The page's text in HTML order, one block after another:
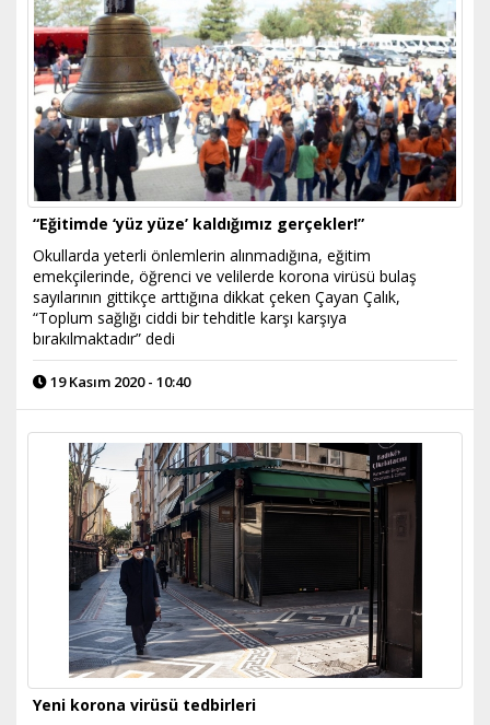
“Eğitimde ‘yüz yüze’ kaldığımız gerçekler!”
Okullarda yeterli önlemlerin alınmadığına, eğitim
emekçilerinde, öğrenci ve velilerde korona virüsü bulaş
sayılarının gittikçe arttığına dikkat çeken Çayan Çalık,
“Toplum sağlığı ciddi bir tehditle karşı karşıya
bırakılmaktadır” dedi
19 Kasım 2020 - 10:40
Yeni korona virüsü tedbirleri